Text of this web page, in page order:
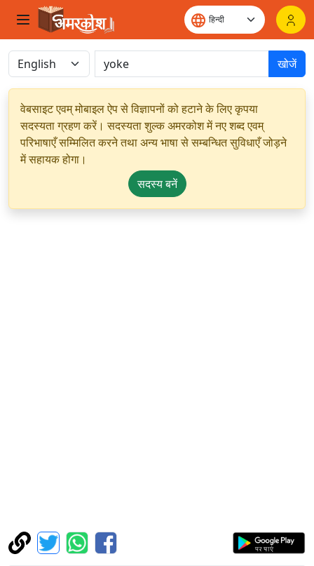
खोजें
वेबसाइट एवम् मोबाइल ऐप से विज्ञापनों को हटाने के लिए कृपया
सदस्यता ग्रहण करें। सदस्यता शुल्क अमरकोश में नए शब्द एवम्
परिभाषाएँ सम्मिलित करने तथा अन्य भाषा से सम्बन्धित सुविधाएँ जोड़ने
में सहायक होगा।
सदस्य बनें